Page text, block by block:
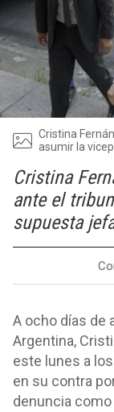
Cristina
asumir la
Cristina
ante el
supuesta
A ocho días de
Argentina,
este lunes a
en su contra
denuncia como